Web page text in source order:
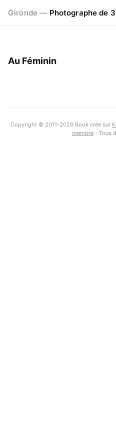
Gironde — Photographe de
Au Féminin
Copyright © 2011-2026 Book crée sur
membre - Tous